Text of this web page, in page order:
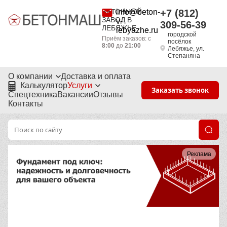
БЕТОННЫЙ
ЗАВОД В
ЛЕБЯЖЬЕ
info@beton-
v-
lebyazhe.ru
Приём заказов: с
8:00до 21:00
+7 (812)
309-56-39
городской
посёлок
Лебяжье, ул.
Степаняна
О компании
Доставка и оплата
КалькуляторУслуги
СпецтехникаВакансииОтзывы
Контакты
Заказать звонок
Реклама